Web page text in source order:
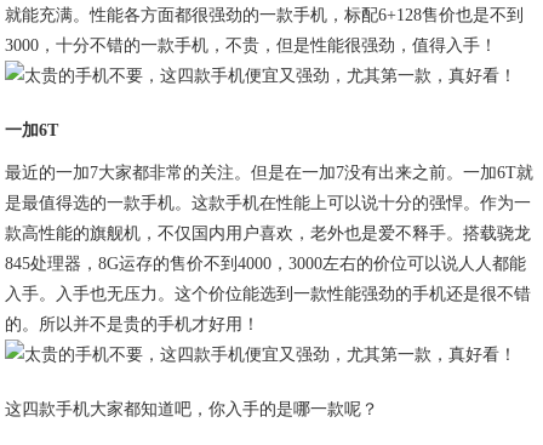
就能充满。性能各方面都很强劲的一款手机，标配6+128售价也是不到
3000，十分不错的一款手机，不贵，但是性能很强劲，值得入手！
一加6T
最近的一加7大家都非常的关注。但是在一加7没有出来之前。一加6T就
是最值得选的一款手机。这款手机在性能上可以说十分的强悍。作为一
款高性能的旗舰机，不仅国内用户喜欢，老外也是爱不释手。搭载骁龙
845处理器，8G运存的售价不到4000，3000左右的价位可以说人人都能
入手。入手也无压力。这个价位能选到一款性能强劲的手机还是很不错
的。所以并不是贵的手机才好用！
这四款手机大家都知道吧，你入手的是哪一款呢？